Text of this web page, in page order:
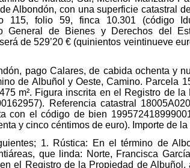
Albondón, con una superficie catastral
folio 59, finca 10.301 (código
General de Bienes y Derechos del
de 529’20 € (quinientos veintinueve
pago Calares, de cabida ochenta y
de Albuñol y Oeste, Camino. Parcela
m². Figura inscrita en el Registro de
Referencia catastral
con el código de bien
y cinco céntimos de euro). Importe de la
1. Rústica: En el término de
que linda: Norte, Francisca
el Registro de la Propiedad de